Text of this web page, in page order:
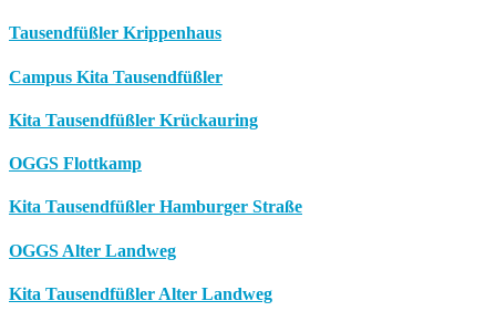
Tausendfüßler Krippenhaus
Campus Kita Tausendfüßler
Kita Tausendfüßler Krückauring
OGGS Flottkamp
Kita Tausendfüßler Hamburger Straße
OGGS Alter Landweg
Kita Tausendfüßler Alter Landweg